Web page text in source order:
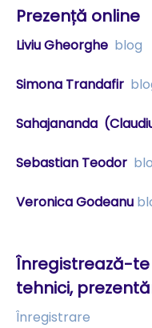
Prezență online
Liviu Gheorghe blog
Simona Trandafir
Sahajananda
Sebastian Teodor
Veronica Godeanu
Înregistrează-
tehnici,
Înregistrare